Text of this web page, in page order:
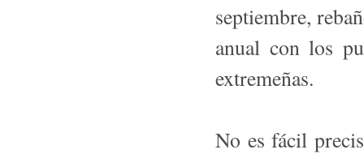
septiembre,
anual con los
extremeñas.
No es fácil